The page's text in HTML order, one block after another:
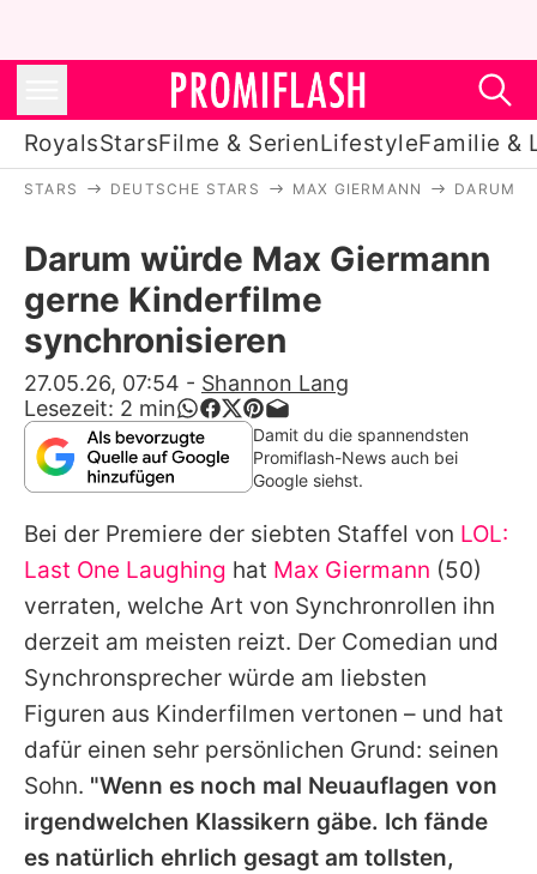
RoyalsStarsFilme & SerienLifestyleFamilie &
Stars
Filme & Serien
Lifestyle
Familie & Liebe
Promiflash Exklusiv
Alle Themen auf Promiflash
Jobs
App runterladen
Team
Redaktionelle Richtlinien
Impressum
Datenschutzerklärung
STARS DEUTSCHE STARS MAX GIERMANN DARUM
Darum würde Max Giermann
gerne Kinderfilme
synchronisieren
27.05.26, 07:54 - Shannon Lang
Lesezeit: 2 min
Damit du die spannendsten
Promiflash-News auch bei
Google siehst.
Bei der Premiere der siebten Staffel von LOL:
Last One Laughing hat Max Giermann (50)
verraten, welche Art von Synchronrollen ihn
derzeit am meisten reizt. Der Comedian und
Synchronsprecher würde am liebsten
Figuren aus Kinderfilmen vertonen – und hat
dafür einen sehr persönlichen Grund: seinen
Sohn. "Wenn es noch mal Neuauflagen von
irgendwelchen Klassikern gäbe. Ich fände
es natürlich ehrlich gesagt am tollsten,